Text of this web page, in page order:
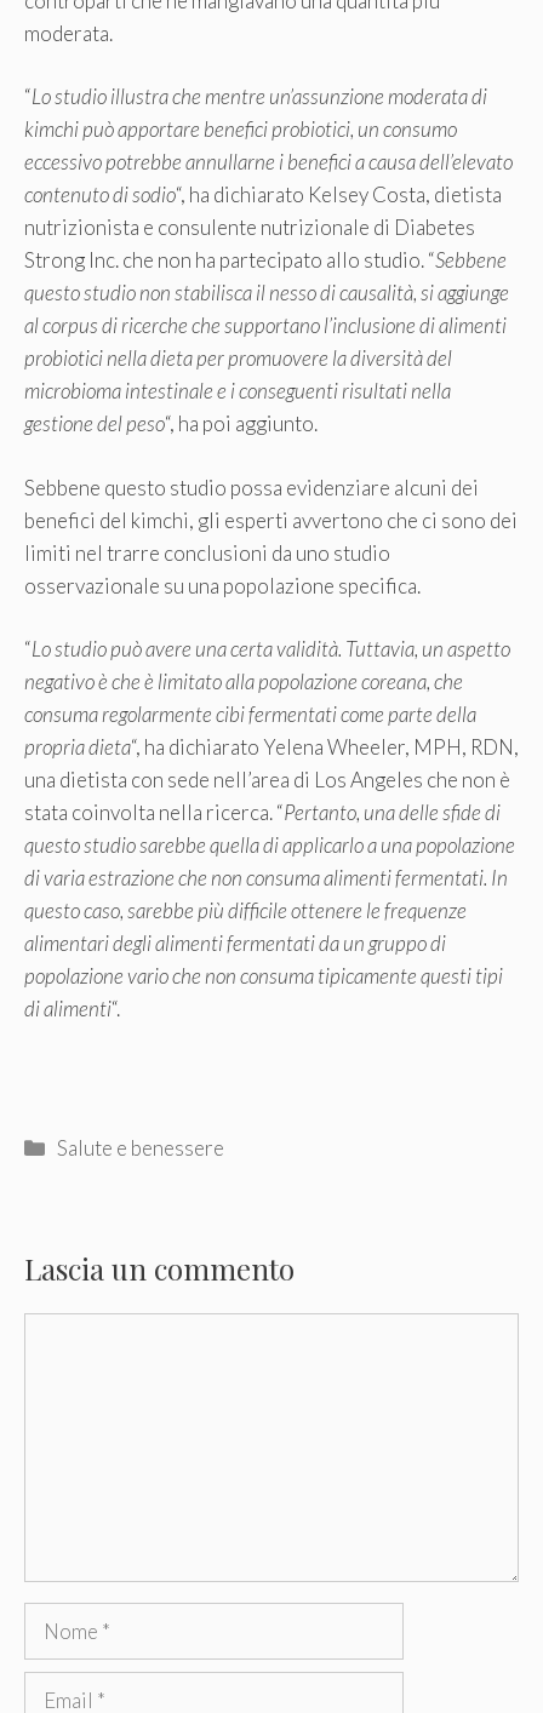
moderata.
“Lo studio illustra che mentre un’assunzione moderata di
kimchi può apportare benefici probiotici, un consumo
eccessivo potrebbe annullarne i benefici a causa dell’elevato
contenuto di sodio“, ha dichiarato Kelsey Costa, dietista
nutrizionista e consulente nutrizionale di Diabetes
Strong Inc. che non ha partecipato allo studio. “Sebbene
questo studio non stabilisca il nesso di causalità, si aggiunge
al corpus di ricerche che supportano l’inclusione di alimenti
probiotici nella dieta per promuovere la diversità del
microbioma intestinale e i conseguenti risultati nella
gestione del peso“, ha poi aggiunto.
Sebbene questo studio possa evidenziare alcuni dei
benefici del kimchi, gli esperti avvertono che ci sono dei
limiti nel trarre conclusioni da uno studio
osservazionale su una popolazione specifica.
“Lo studio può avere una certa validità. Tuttavia, un aspetto
negativo è che è limitato alla popolazione coreana, che
consuma regolarmente cibi fermentati come parte della
propria dieta“, ha dichiarato Yelena Wheeler, MPH, RDN,
una dietista con sede nell’area di Los Angeles che non è
stata coinvolta nella ricerca. “Pertanto, una delle sfide di
questo studio sarebbe quella di applicarlo a una popolazione
di varia estrazione che non consuma alimenti fermentati. In
questo caso, sarebbe più difficile ottenere le frequenze
alimentari degli alimenti fermentati da un gruppo di
popolazione vario che non consuma tipicamente questi tipi
di alimenti“.
Categorie
Salute e benessere
Lascia un commento
Nome
Email